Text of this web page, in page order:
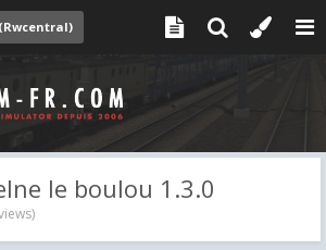
le boulou 1.3.0